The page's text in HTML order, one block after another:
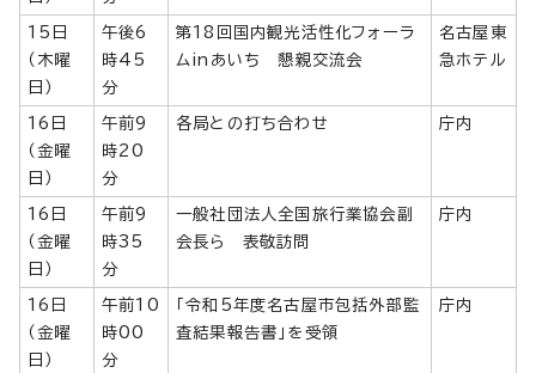
15日
（木曜
日）
午後6
時45
分
第18回国内観光活性化フォーラ
ムinあいち 懇親交流会
名古屋東
急ホテル
16日
（金曜
日）
午前9
時20
分
各局との打ち合わせ 庁内
16日
（金曜
日）
午前9
時35
分
一般社団法人全国旅行業協会副
会長ら 表敬訪問
庁内
16日
（金曜
日）
午前10
時00
分
「令和5年度名古屋市包括外部監
査結果報告書」を受領
庁内